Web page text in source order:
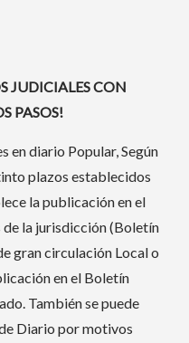
JUDICIALES CON
PASOS!
en diario Popular, Según
plazos establecidos
la publicación en el
la jurisdicción (Boletín
gran circulación Local o
en el Boletín
También se puede
Diario por motivos